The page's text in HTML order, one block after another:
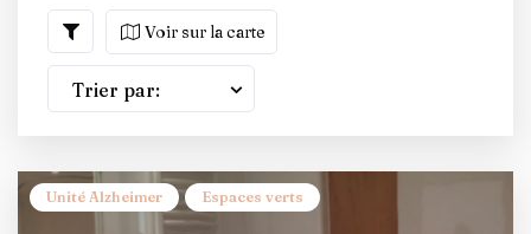
Voir sur la carte
Trier par:
Unité Alzheimer Espaces verts